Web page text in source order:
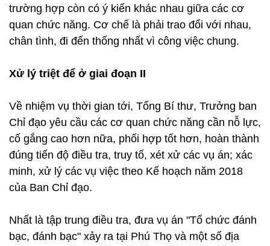
trường hợp còn có ý kiến khác nhau giữa các cơ
quan chức năng. Cơ chế là phải trao đổi với nhau,
chân tình, đi đến thống nhất vì công việc chung.
Xử lý triệt để ở giai đoạn II
Về nhiệm vụ thời gian tới, Tổng Bí thư, Trưởng ban
Chỉ đạo yêu cầu các cơ quan chức năng cần nỗ lực,
cố gắng cao hơn nữa, phối hợp tốt hơn, hoàn thành
đúng tiến độ điều tra, truy tố, xét xử các vụ án; xác
minh, xử lý các vụ việc theo Kế hoạch năm 2018
của Ban Chỉ đạo.
Nhất là tập trung điều tra, đưa vụ án "Tổ chức đánh
bạc, đánh bạc" xảy ra tại Phú Thọ và một số địa